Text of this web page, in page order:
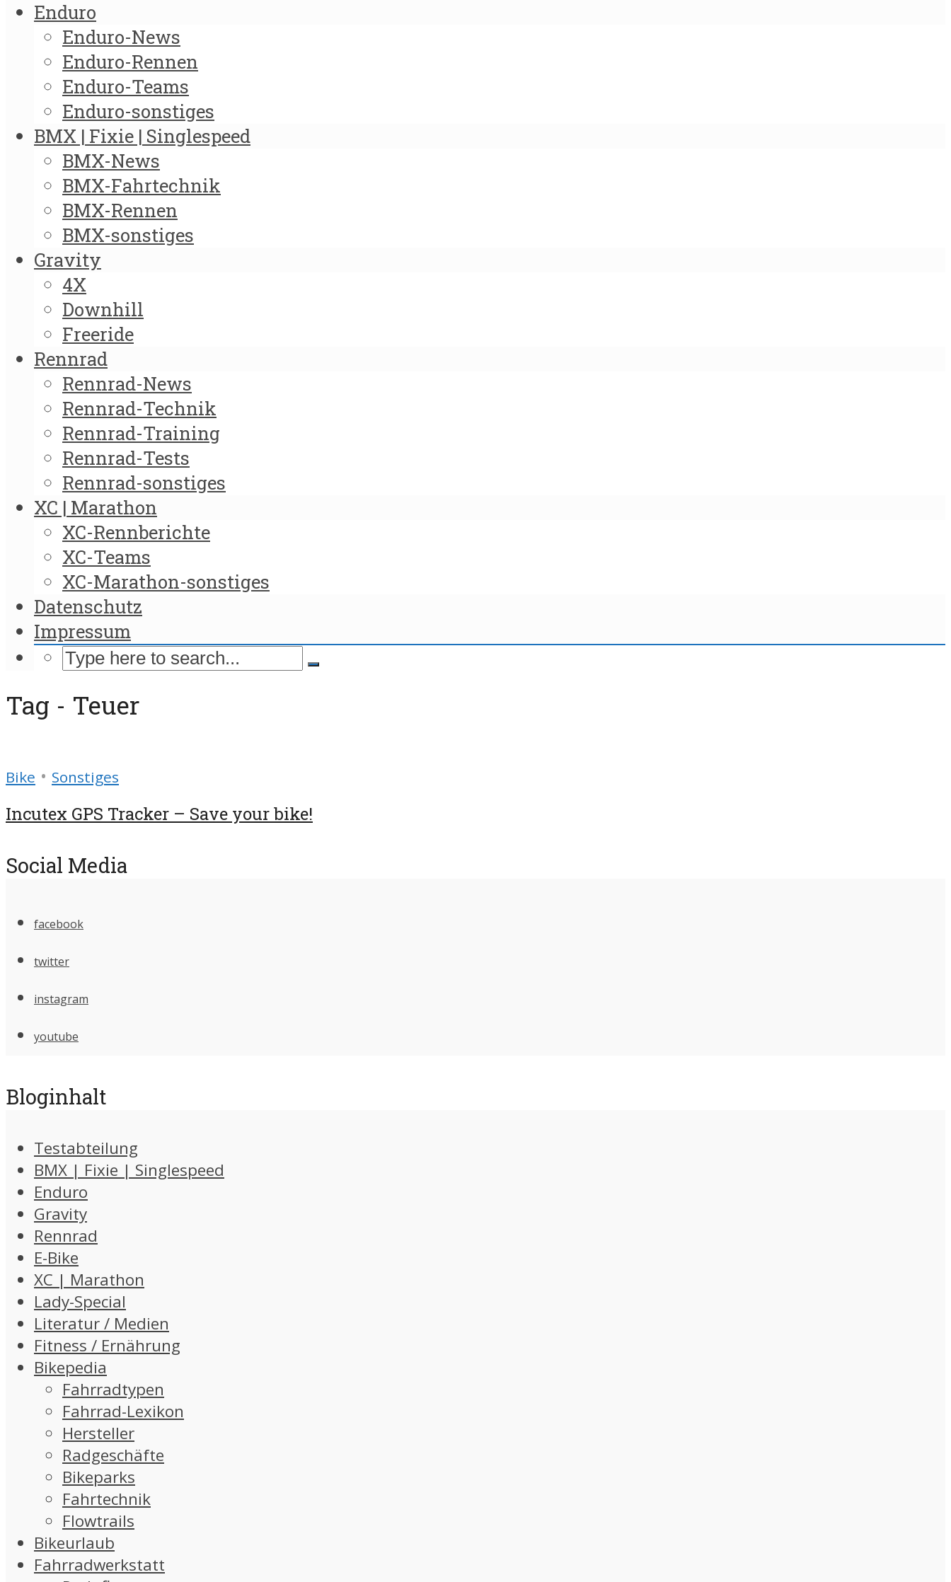
Enduro
Enduro-News
Enduro-Rennen
Enduro-Teams
Enduro-sonstiges
BMX | Fixie | Singlespeed
BMX-News
BMX-Fahrtechnik
BMX-Rennen
BMX-sonstiges
Gravity
4X
Downhill
Freeride
Rennrad
Rennrad-News
Rennrad-Technik
Rennrad-Training
Rennrad-Tests
Rennrad-sonstiges
XC | Marathon
XC-Rennberichte
XC-Teams
XC-Marathon-sonstiges
Datenschutz
Impressum
Tag - Teuer
Bike • Sonstiges
Incutex GPS Tracker – Save your bike!
Social Media
facebook
twitter
instagram
youtube
Bloginhalt
Testabteilung
BMX | Fixie | Singlespeed
Enduro
Gravity
Rennrad
E-Bike
XC | Marathon
Lady-Special
Literatur / Medien
Fitness / Ernährung
Bikepedia
Fahrradtypen
Fahrrad-Lexikon
Hersteller
Radgeschäfte
Bikeparks
Fahrtechnik
Flowtrails
Bikeurlaub
Fahrradwerkstatt